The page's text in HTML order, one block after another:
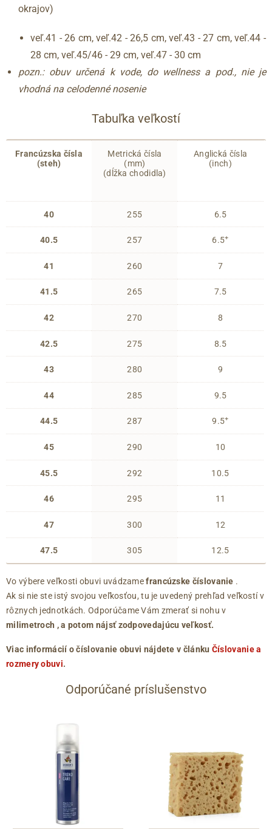
okrajov)
veľ.41 - 26 cm, veľ.42 - 26,5 cm, veľ.43 - 27 cm, veľ.44 -
28 cm, veľ.45/46 - 29 cm, veľ.47 - 30 cm
pozn.: obuv určená k vode, do wellness a pod., nie je
vhodná na celodenné nosenie
Tabuľka veľkostí
Francúzska čísla
(steh)
40
40.5
41
41.5
42
42.5
43
44
44.5
45
45.5
46
47
47.5
Metrická čísla
(mm)
(dĺžka chodidla)
255
257
260
265
270
275
280
285
287
290
292
295
300
305
Anglická čísla
(inch)
6.5
6.5+
7
7.5
8
8.5
9
9.5
9.5+
10
10.5
11
12
12.5
Vo výbere veľkosti obuvi uvádzamefrancúzske číslovanie .
Ak si nie ste istý svojou veľkosťou, tu je uvedený prehľad veľkostí v
rôznych jednotkách. Odporúčame Vám zmerať si nohu v
milimetroch , a potom nájsť zodpovedajúcu veľkosť.
Viac informácií o číslovanie obuvi nájdete v článku Číslovanie a
rozmery obuvi.
Odporúčané príslušenstvo